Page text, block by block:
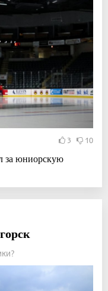
3 10
за юниорскую